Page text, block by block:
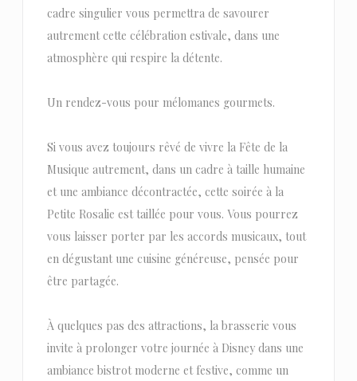
cadre singulier vous permettra de savourer
autrement cette célébration estivale, dans une
atmosphère qui respire la détente.
Un rendez-vous pour mélomanes gourmets.
Si vous avez toujours rêvé de vivre la Fête de la
Musique autrement, dans un cadre à taille humaine
et une ambiance décontractée, cette soirée à la
Petite Rosalie est taillée pour vous. Vous pourrez
vous laisser porter par les accords musicaux, tout
en dégustant une cuisine généreuse, pensée pour
être partagée.
À quelques pas des attractions, la brasserie vous
invite à prolonger votre journée à Disney dans une
ambiance bistrot moderne et festive, comme un